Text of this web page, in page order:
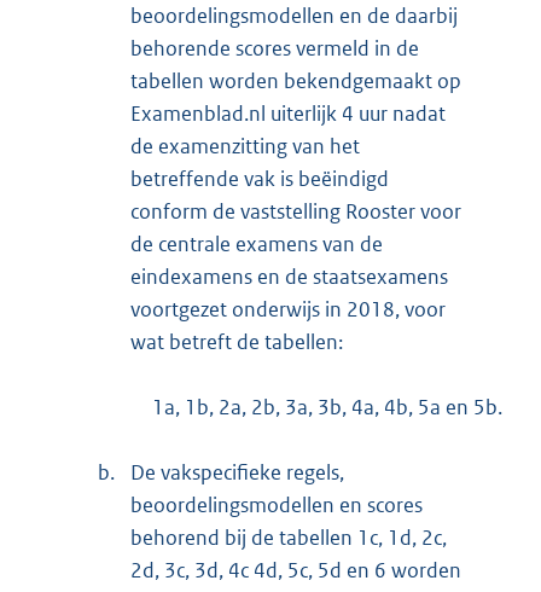
beoordelingsmodellen en de daarbij
behorende scores vermeld in de
tabellen worden bekendgemaakt op
Examenblad.nl uiterlijk 4 uur nadat
de examenzitting van het
betreffende vak is beëindigd
conform de vaststelling Rooster voor
de centrale examens van de
eindexamens en de staatsexamens
voortgezet onderwijs in 2018, voor
wat betreft de tabellen:
1a, 1b, 2a, 2b, 3a, 3b, 4a, 4b, 5a en 5b.
b.
De vakspecifieke regels,
beoordelingsmodellen en scores
behorend bij de tabellen 1c, 1d, 2c,
2d, 3c, 3d, 4c 4d, 5c, 5d en 6 worden